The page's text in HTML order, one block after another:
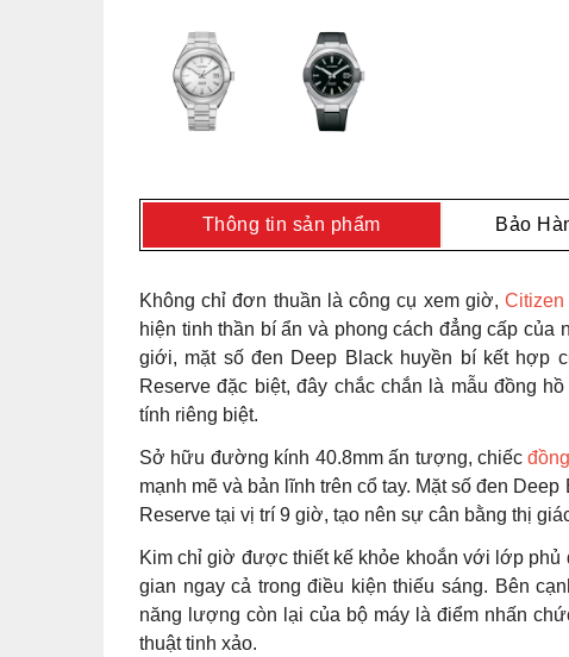
Thông tin sản phẩm Bảo
Không chỉ đơn thuần là công cụ xem giờ,Citizen
hiện tinh thần bí ẩn và phong cách đẳng cấp
giới, mặt số đen Deep Black huyền bí kết hợp
Reserve đặc biệt, đây chắc chắn là mẫu đồng
tính riêng biệt.
Sở hữu đường kính 40.8mm ấn tượng, chiếc
mạnh mẽ và bản lĩnh trên cổ tay. Mặt số đen
Reserve tại vị trí 9 giờ, tạo nên sự cân bằng thị
Kim chỉ giờ được thiết kế khỏe khoắn với lớp
gian ngay cả trong điều kiện thiếu sáng. Bên
năng lượng còn lại của bộ máy là điểm nhấn
thuật tinh xảo.